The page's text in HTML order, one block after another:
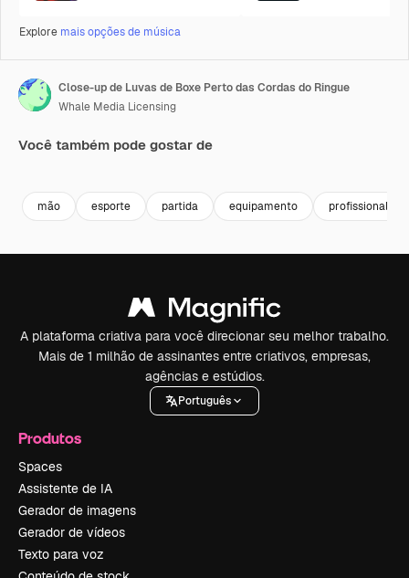
Explore mais opções de música
Close-up de Luvas de Boxe Perto das Cordas do Ringue
Whale Media Licensing
Você também pode gostar de
mão esporte partida equipamento profissional
A plataforma criativa para você direcionar seu melhor trabalho.
Mais de 1 milhão de assinantes entre criativos, empresas,
agências e estúdios.
Português
Produtos
Spaces
Assistente de IA
Gerador de imagens
Gerador de vídeos
Texto para voz